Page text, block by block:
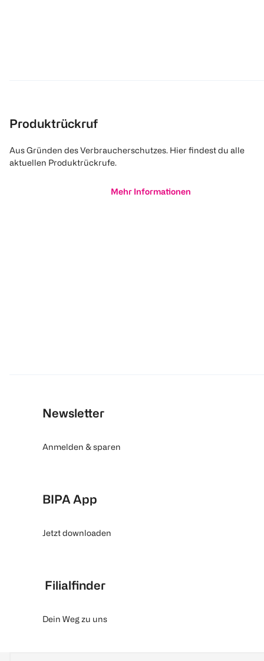
Produktrückruf
Aus Gründen des Verbraucherschutzes. Hier findest du alle
aktuellen Produktrückrufe.
Mehr Informationen
Newsletter
Anmelden & sparen
BIPA App
Jetzt downloaden
Filialfinder
Dein Weg zu uns